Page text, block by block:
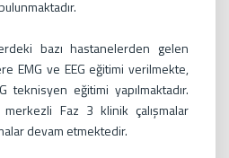
bazı hastanelerden gelen
EMG ve EEG eğitimi verilmekte,
teknisyen eğitimi yapılmaktadır.
merkezli Faz 3 klinik çalışmalar
devam etmektedir.